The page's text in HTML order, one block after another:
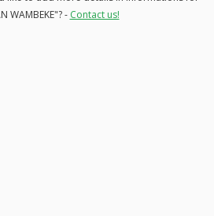
WAMBEKE"? - Contact us!